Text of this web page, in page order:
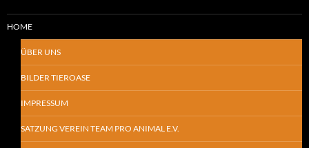
HOME
ÜBER UNS
BILDER TIEROASE
IMPRESSUM
SATZUNG VEREIN TEAM PRO ANIMAL E.V.